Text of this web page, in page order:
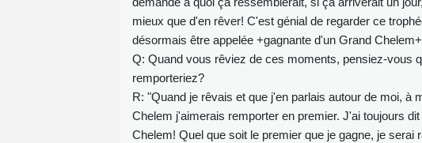
mieux que d'en rêver! C'est génial de regarder ce
désormais être appelée +gagnante d'un Grand
Q: Quand vous rêviez de ces moments, pensiez-vous
remporteriez?
R: "Quand je rêvais et que j'en parlais autour de moi, à
Chelem j'aimerais remporter en premier. J'ai toujours
Chelem! Quel que soit le premier que je gagne, je